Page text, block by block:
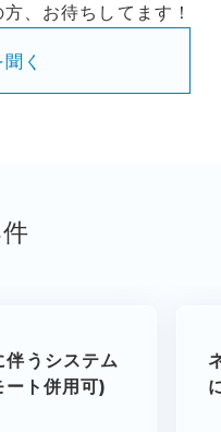
、お待ちしてます！
く
うシステム
ト併用可)